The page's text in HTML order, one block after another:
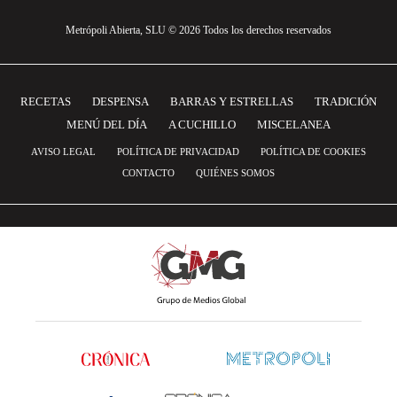
Metrópoli Abierta, SLU © 2026 Todos los derechos reservados
RECETAS DESPENSA BARRAS Y ESTRELLAS
TRADICIÓN
MENÚ DEL DÍA
A CUCHILLO MISCELANEA
AVISO LEGAL POLÍTICA DE PRIVACIDAD
POLÍTICA DE COOKIES
CONTACTO
QUIÉNES SOMOS